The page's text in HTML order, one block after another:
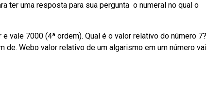
ter uma resposta para sua pergunta ️ o numeral no qual o
vale 7000 (4ª ordem). Qual é o valor relativo do número 7?
Webo valor relativo de um algarismo em um número vai